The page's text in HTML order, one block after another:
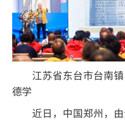
江苏省东台市台南
德学
近日，中国郑州，